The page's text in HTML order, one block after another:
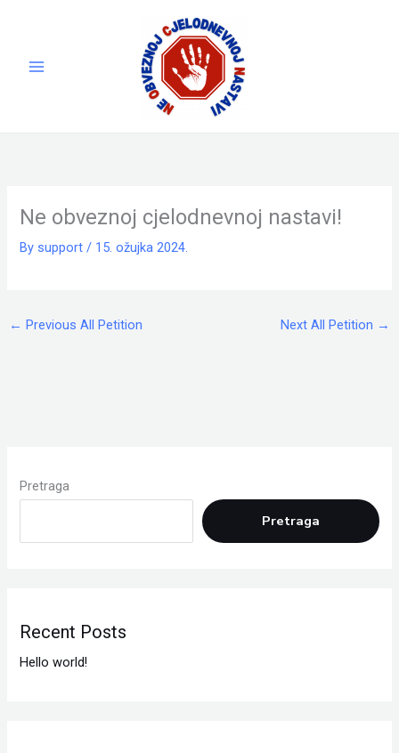
Ne obveznoj cjelodnevnoj nastavi!
By support/ 15. ožujka 2024.
← Previous All Petition Next All Petition →
Pretraga
Pretraga
Recent Posts
Hello world!